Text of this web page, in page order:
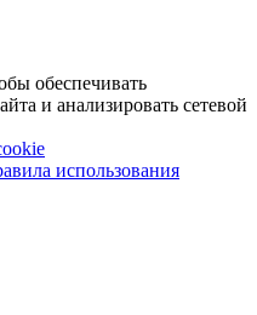
обеспечивать
и анализировать сетевой
использования